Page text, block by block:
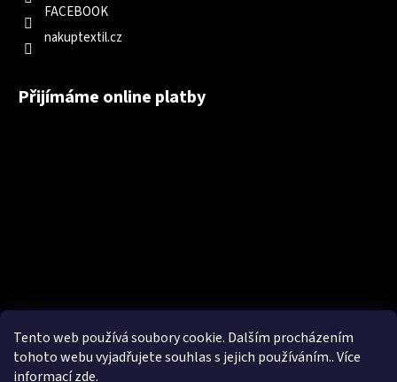
Tento web používá soubory cookie. Dalším procházením
tohoto webu vyjadřujete souhlas s jejich používáním.. Více
informacízde.
FACEBOOK
nakuptextil.cz
Přijímáme online platby